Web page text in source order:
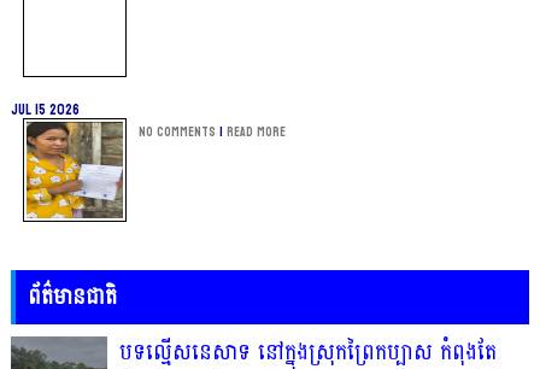
Jul 15 2026
No Comments | Read more
ព័ត៌មានជាតិ
បទល្មើសនេសាទ នៅក្នុងស្រុកព្រៃកប្បាស កំពុងតែ